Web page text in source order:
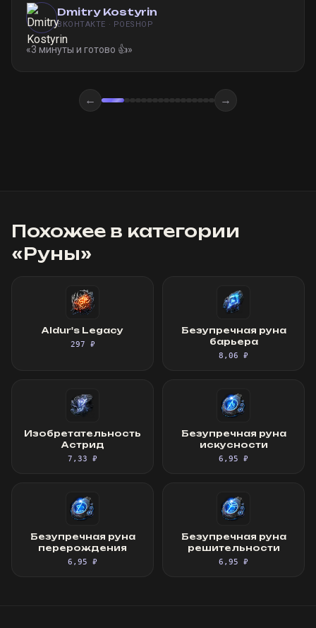
Dmitry Kostyrin
ВКОНТАКТЕ · POESHOP
«3 минуты и готово 👍»
← →
Похожее в категории
«Руны»
Aldur's Legacy
297 ₽
Безупречная руна
барьера
8,06 ₽
Изобретательность
Астрид
7,33 ₽
Безупречная руна
искусности
6,95 ₽
Безупречная руна
перерождения
6,95 ₽
Безупречная руна
решительности
6,95 ₽